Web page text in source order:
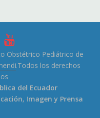
Obstétrico Pediátrico de
.Todos los derechos
del Ecuador
Imagen y Prensa